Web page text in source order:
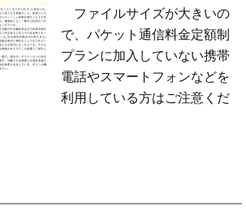
ファイルサイズが大きいの
で、パケット通信料金定額制
プランに加入していない携帯
電話やスマートフォンなどを
利用している方はご注意くだ